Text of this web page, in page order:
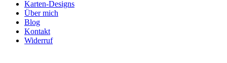
Karten-Designs
Über mich
Blog
Kontakt
Widerruf